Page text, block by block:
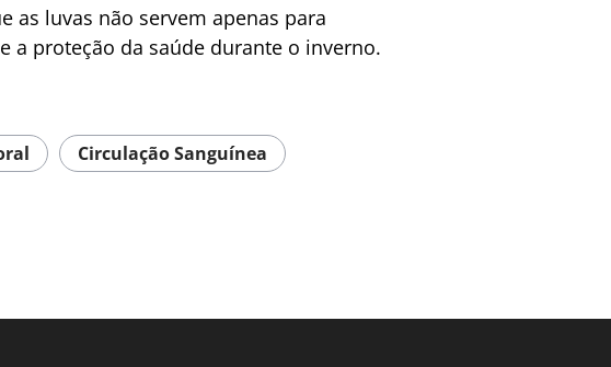
as luvas não servem apenas para
a proteção da saúde durante o inverno.
Circulação Sanguínea